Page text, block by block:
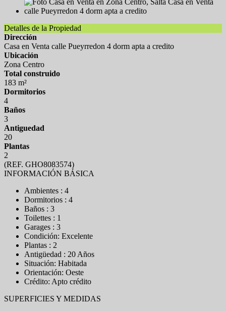
Detalles de la Propiedad
Dirección
Casa en Venta calle Pueyrredon 4 dorm apta a credito
Ubicación
Zona Centro
Total construido
183 m²
Dormitorios
4
Baños
3
Antiguedad
20
Plantas
2
(REF. GHO8083574)
INFORMACIÓN BÁSICA
Ambientes : 4
Dormitorios : 4
Baños : 3
Toilettes : 1
Garages : 3
Condición: Excelente
Plantas : 2
Antigüedad : 20 Años
Situación: Habitada
Orientación: Oeste
Crédito: Apto crédito
SUPERFICIES Y MEDIDAS